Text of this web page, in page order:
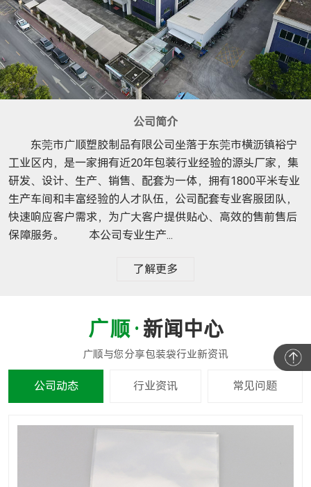
公司简介
东莞市广顺塑胶制品有限公司坐落于东莞市横沥镇裕宁
工业区内，是一家拥有近20年包装行业经验的源头厂家，集
研发、设计、生产、销售、配套为一体，拥有1800平米专业
生产车间和丰富经验的人才队伍，公司配套专业客服团队，
快速响应客户需求，为广大客户提供贴心、高效的售前售后
保障服务。 本公司专业生产...
了解更多
新闻中心
公司动态 行业资讯 常见问题